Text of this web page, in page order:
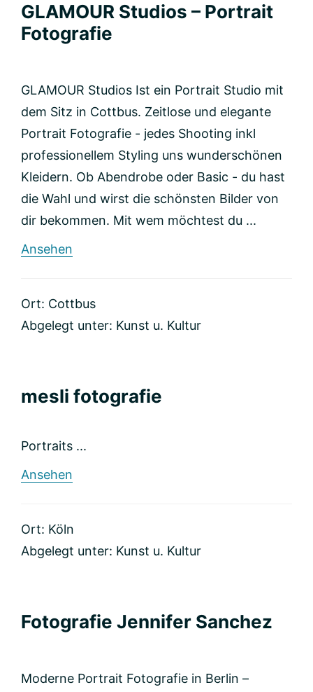
GLAMOUR Studios – Portrait
Fotografie
GLAMOUR Studios Ist ein Portrait Studio mit
dem Sitz in Cottbus. Zeitlose und elegante
Portrait Fotografie - jedes Shooting inkl
professionellem Styling uns wunderschönen
Kleidern. Ob Abendrobe oder Basic - du hast
die Wahl und wirst die schönsten Bilder von
dir bekommen. Mit wem möchtest du ...
Ansehen
Portrait
Fotografie
Ort: Cottbus
Abgelegt unter: Kunst u. Kultur
mesli fotografie
Portraits ...
Ansehen
Ort: Köln
Abgelegt unter: Kunst u. Kultur
Fotografie Jennifer Sanchez
Moderne Portrait Fotografie in Berlin –